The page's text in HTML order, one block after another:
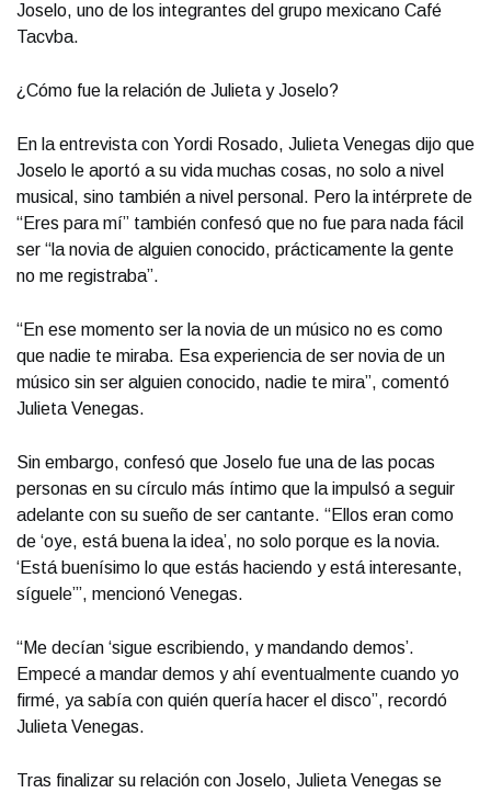
Joselo, uno de los integrantes del grupo mexicano Café
Tacvba.
¿Cómo fue la relación de Julieta y Joselo?
En la entrevista con Yordi Rosado, Julieta Venegas dijo que
Joselo le aportó a su vida muchas cosas, no solo a nivel
musical, sino también a nivel personal. Pero la intérprete de
“Eres para mí” también confesó que no fue para nada fácil
ser “la novia de alguien conocido, prácticamente la gente
no me registraba”.
“En ese momento ser la novia de un músico no es como
que nadie te miraba. Esa experiencia de ser novia de un
músico sin ser alguien conocido, nadie te mira”, comentó
Julieta Venegas.
Sin embargo, confesó que Joselo fue una de las pocas
personas en su círculo más íntimo que la impulsó a seguir
adelante con su sueño de ser cantante. “Ellos eran como
de ‘oye, está buena la idea’, no solo porque es la novia.
‘Está buenísimo lo que estás haciendo y está interesante,
síguele’”, mencionó Venegas.
“Me decían ‘sigue escribiendo, y mandando demos’.
Empecé a mandar demos y ahí eventualmente cuando yo
firmé, ya sabía con quién quería hacer el disco”, recordó
Julieta Venegas.
Tras finalizar su relación con Joselo, Julieta Venegas se